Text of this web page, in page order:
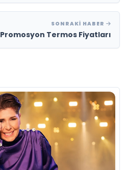
SONRAKI HABER
Promosyon Termos Fiyatları